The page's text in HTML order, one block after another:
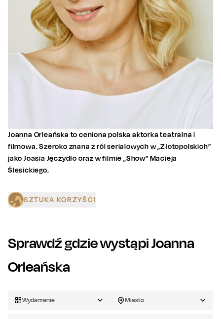
Joanna Orleańska to ceniona polska aktorka teatralna i
filmowa. Szeroko znana z ról serialowych w „Złotopolskich”
jako Joasia Jęczydło oraz w filmie „Show” Macieja
Ślesickiego.
SZTUKA KORZYŚCI
Sprawdź gdzie wystąpiJoanna
Orleańska
Wydarzenie Miasto